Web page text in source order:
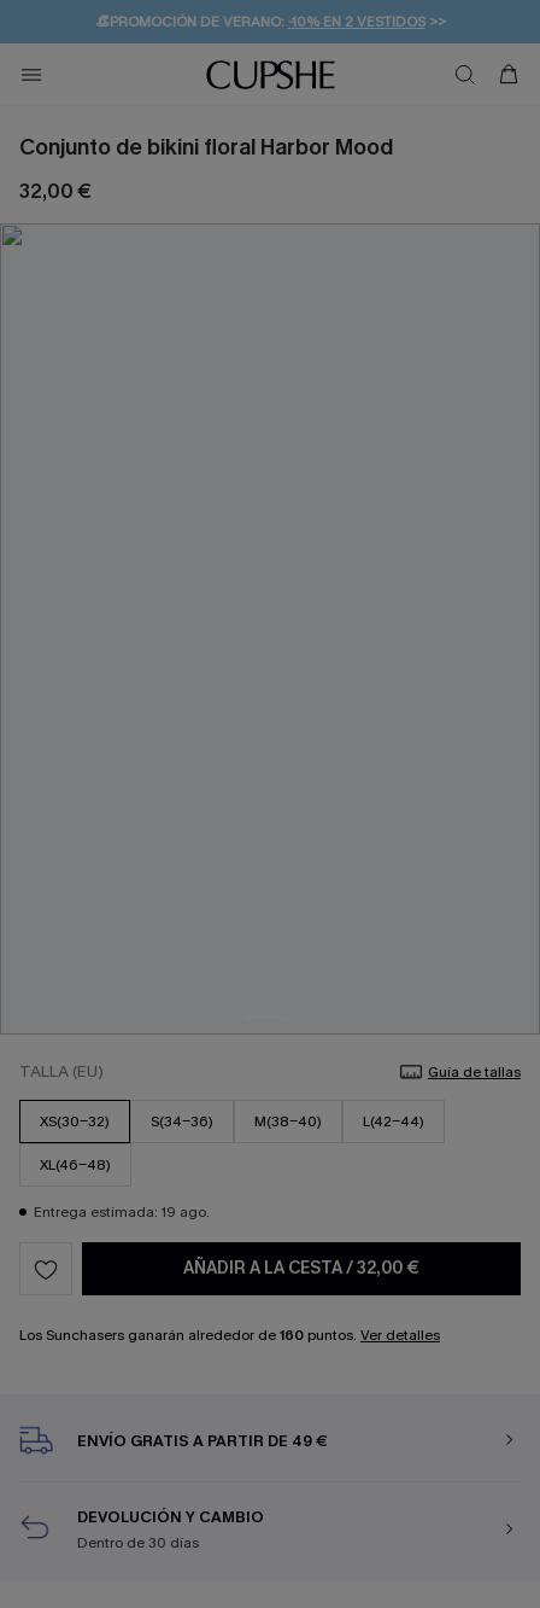
👒PROMOCIÓN DE VERANO:-10% EN 2 VESTIDOS>>
💌¡SUSCRIBIRSE & GANAR -10% EXTRA!
🚚ENVÍO GRATUITO A PARTIR DE 49 € >>
Conjunto de bikini floral Harbor Mood
32,00 €
TALLA (EU) Guía de tallas
XS(30-32) S(34-36) M(38-40) L(42-44)
XL(46-48)
Entrega estimada: 19 ago.
AÑADIR A LA CESTA/32,00 €
Los Sunchasers ganarán alrededor de160 puntos. Ver detalles
ENVÍO GRATIS A PARTIR DE 49 €
DEVOLUCIÓN Y CAMBIO
Dentro de 30 días